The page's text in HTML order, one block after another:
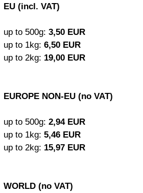
EU (incl. VAT)
up to 500g: 3,50 EUR
up to 1kg: 6,50 EUR
up to 2kg: 19,00 EUR
EUROPE NON-EU (no VAT)
up to 500g: 2,94 EUR
up to 1kg: 5,46 EUR
up to 2kg: 15,97 EUR
WORLD (no VAT)